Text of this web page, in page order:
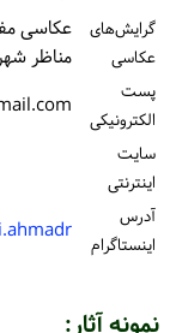
گرایش‌های
عکاسی
عکاسی
مناظر
پست
الكترونیكی
سایت
اینترنتی
آدرس
اینستاگرام